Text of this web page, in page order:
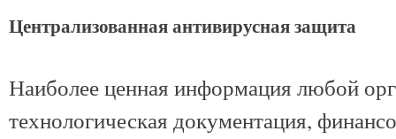
Централизованная антивирусная защита
Наиболее ценная информация любой
технологическая документация,